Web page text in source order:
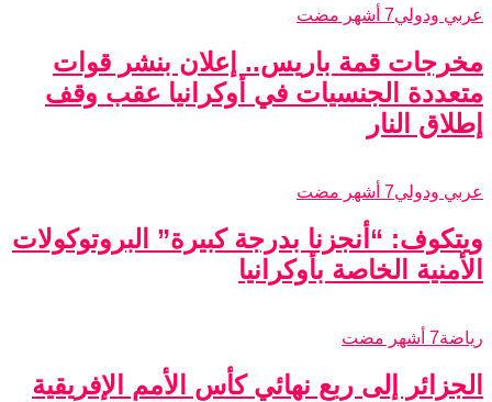
عربي ودولي7 أشهر مضت
مخرجات قمة باريس.. إعلان بنشر قوات
متعددة الجنسيات في أوكرانيا عقب وقف
إطلاق النار
عربي ودولي7 أشهر مضت
ويتكوف: “أنجزنا بدرجة كبيرة” البروتوكولات
الأمنية الخاصة بأوكرانيا
رياضة7 أشهر مضت
الجزائر إلى ربع نهائي كأس الأمم الإفريقية